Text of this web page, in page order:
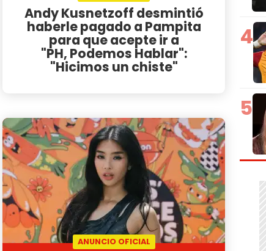
Andy Kusnetzoff desmintió
haberle pagado a Pampita
para que acepte ir a
"PH, Podemos Hablar":
"Hicimos un chiste"
ANUNCIO OFICIAL
4
5